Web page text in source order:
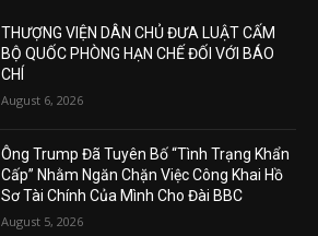
THƯỢNG VIỆN DÂN CHỦ ĐƯA LUẬT CẤM
BỘ QUỐC PHÒNG HẠN CHẾ ĐỐI VỚI BÁO
CHÍ
August 6, 2026
Ông Trump Đã Tuyên Bố “Tình Trạng Khẩn
Cấp” Nhằm Ngăn Chặn Việc Công Khai Hồ
Sơ Tài Chính Của Mình Cho Đài BBC
August 5, 2026